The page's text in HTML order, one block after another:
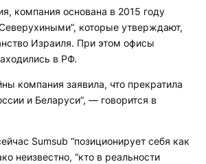
компания основана в 2015 году
которые утверждают,
Израиля. При этом офисы
в РФ.
компания заявила, что прекратила
и Беларуси”, — говорится в
Sumsub “позиционирует себя как
неизвестно, “кто в реальности